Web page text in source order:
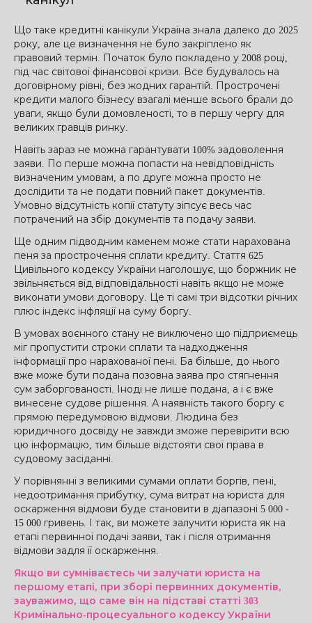
Що таке кредитні канікули Україна знала далеко до 2025
року, але це визначення не було закріплено як
правовий термін. Початок було покладено у 2008 році,
під час світової фінансової кризи. Все будувалось на
договірному рівні, без жодних гарантій. Прострочені
кредити малого бізнесу взагалі менше всього брали до
уваги, якщо були домовленості, то в першу чергу для
великих гравців ринку.
Навіть зараз не можна гарантувати 100% задоволення
заяви. По перше можна попасти на невідповідність
визначеним умовам, а по друге можна просто не
дослідити та не подати повний пакет документів.
Умовно відсутність копії статуту зіпсує весь час
потрачений на збір документів та подачу заяви.
Ще одним підводним каменем може стати нарахована
пеня за прострочення сплати кредиту. Стаття 625
Цивільного кодексу України наголошує, що боржник не
звільняється від відповідальності навіть якщо не може
виконати умови договору. Це ті самі три відсотки річних
плюс індекс інфляції на суму боргу.
В умовах воєнного стану не виключено що підприємець
міг пропустити строки сплати та надходження
інформації про нарахованої пені. Ба більше, до нього
вже може бути подана позовна заява про стягнення
сум заборгованості. Іноді не лише подана, а і є вже
винесене судове рішення. А наявність такого боргу є
прямою передумовою відмови. Людина без
юридичного досвіду не завжди зможе перевірити всю
цю інформацію, тим більше відстояти свої права в
судовому засіданні.
У порівнянні з великими сумами оплати боргів, пені,
недоотримання прибутку, сума витрат на юриста для
оскарження відмови буде становити в діапазоні 5 000 -
15 000 гривень. І так, ви можете залучити юриста як на
етапі первинної подачі заяви, так і після отримання
відмови задля її оскарження.
Якщо ви сумніваєтесь чи залучати юриста на
першому етапі, при зборі первинних документів,
зауважимо, що саме він на підставі статті 303
Кримінально-процесуального кодексу України